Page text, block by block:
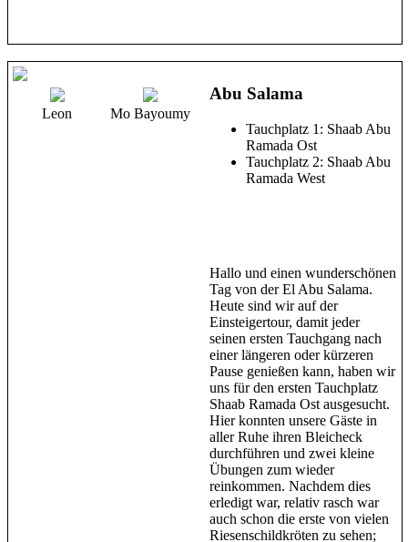
Leon Mo Bayoumy
Abu Salama
Tauchplatz 1: Shaab Abu
Ramada Ost
Tauchplatz 2: Shaab Abu
Ramada West
Hallo und einen wunderschönen
Tag von der El Abu Salama.
Heute sind wir auf der
Einsteigertour, damit jeder
seinen ersten Tauchgang nach
einer längeren oder kürzeren
Pause genießen kann, haben wir
uns für den ersten Tauchplatz
Shaab Ramada Ost ausgesucht.
Hier konnten unsere Gäste in
aller Ruhe ihren Bleicheck
durchführen und zwei kleine
Übungen zum wieder
reinkommen. Nachdem dies
erledigt war, relativ rasch war
auch schon die erste von vielen
Riesenschildkröten zu sehen;